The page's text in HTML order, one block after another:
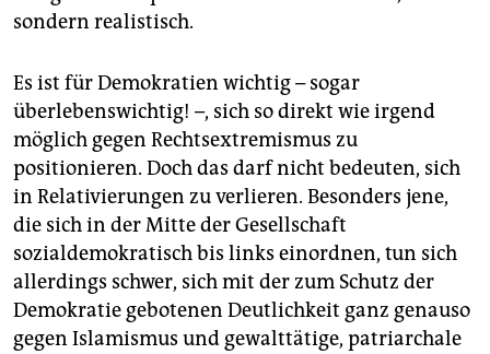
sondern realistisch.
Es ist für Demokratien wichtig – sogar
überlebenswichtig! –, sich so direkt wie irgend
möglich gegen Rechtsextremismus zu
positionieren. Doch das darf nicht bedeuten, sich
in Relativierungen zu verlieren. Besonders jene,
die sich in der Mitte der Gesellschaft
sozialdemokratisch bis links einordnen, tun sich
allerdings schwer, sich mit der zum Schutz der
Demokratie gebotenen Deutlichkeit ganz genauso
gegen Islamismus und gewalttätige, patriarchale